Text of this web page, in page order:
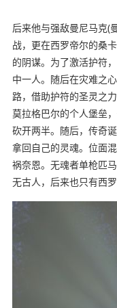
后来他与强敌曼尼马克(
战，更在西罗帝尔的桑
的阴谋。为了激活护符
中一人。随后在灾难之
路，借助护符的圣灵之
莫拉格巴尔的个人堡垒
砍开两半。随后，传奇
拿回自己的灵魂。位面
祸奈恩。无魂者单枪匹
无古人，后来也只有西罗